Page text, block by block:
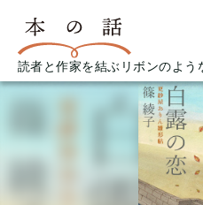
読者と作家を結ぶリボンのよう